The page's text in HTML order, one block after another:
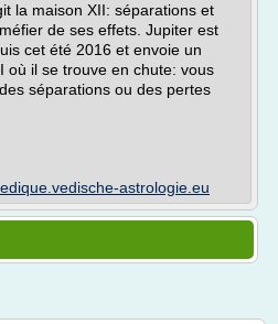
la maison XII: séparations et
de ses effets. Jupiter est
cet été 2016 et envoie un
où il se trouve en chute: vous
séparations ou des pertes
astrologie.eu